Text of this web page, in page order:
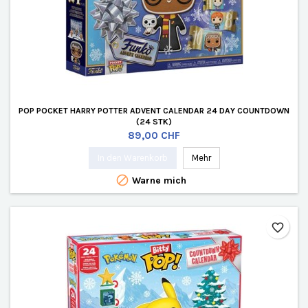
POP POCKET HARRY POTTER ADVENT CALENDAR 24 DAY COUNTDOWN
(24 STK)
Preis
89,00 CHF
Mehr
 Warne mich
favorite_border